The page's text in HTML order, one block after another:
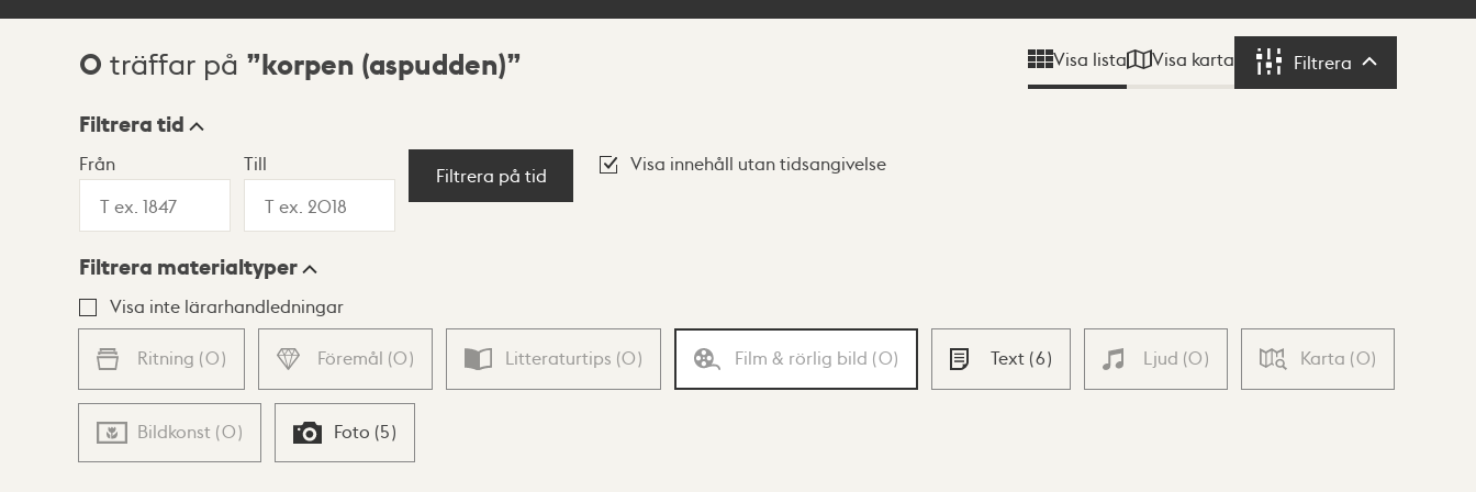
Sökresultat
0 träffar på korpen (aspudden) Visa lista Visa karta Filtrera Filtrera
Visningsläge
Lista Karta
Filtrera tid
Från Till
Filtrera på tid
Visa innehåll utan tidsangivelse
Filtrera materialtyper
Visa inte lärarhandledningar
Ritning (0) Föremål (0) Litteraturtips (0) Film & rörlig bild (0) Text (6) Ljud (0) Karta (0)
Bildkonst (0) Foto (5)